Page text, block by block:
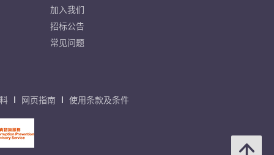
加入我们
招标公告
常见问题
网页指南 使用条款及条件